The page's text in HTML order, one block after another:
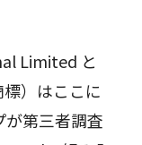
Limited と
）はここに
が第三者調査